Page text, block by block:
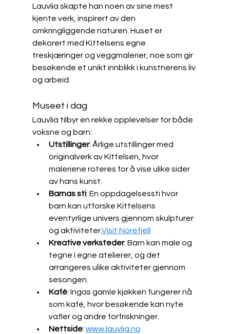
Lauvlia skapte han noen av sine mest
kjente verk, inspirert av den
omkringliggende naturen. Huset er
dekorert med Kittelsens egne
treskjæringer og veggmalerier, noe som gir
besøkende et unikt innblikk i kunstnerens liv
og arbeid.​
Museet i dag
Lauvlia tilbyr en rekke opplevelser for både
voksne og barn:​
Utstillinger: Årlige utstillinger med
originalverk av Kittelsen, hvor
maleriene roteres for å vise ulike sider
av hans kunst.​
Barnas sti: En oppdagelsessti hvor
barn kan utforske Kittelsens
eventyrlige univers gjennom skulpturer
og aktiviteter.​Visit Norefjell
Kreative verksteder: Barn kan male og
tegne i egne atelierer, og det
arrangeres ulike aktiviteter gjennom
sesongen.
Kafé: Ingas gamle kjøkken fungerer nå
som kafé, hvor besøkende kan nyte
vafler og andre forfriskninger.​
Nettside: www.lauvlia.no